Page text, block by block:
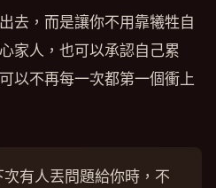
去，而是讓你不用靠犧牲自
家人，也可以承認自己累
以不再每一次都第一個衝上
有人丟問題給你時，不